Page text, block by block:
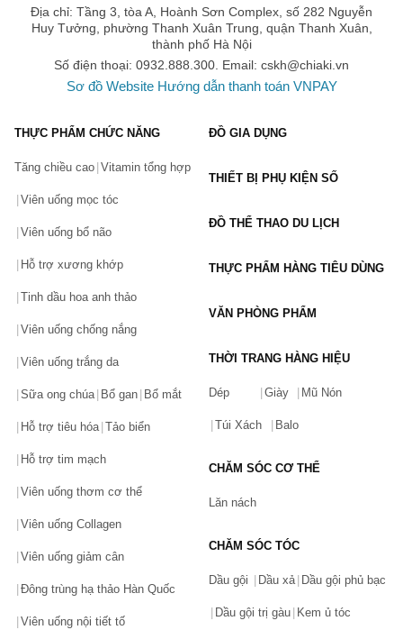
Bảng màu son Shu Uemura được yêu thích nhất hiện
nay
Sau quá trình nghiên cứu và thay đổi sang phiên bản mới, son Shu
Uemura chính hãng đã mang tới cho người dùng tổng thể hơn 100 mã
màu khác nhau, đa dạng hơn về phong cách trang điểm. Ở bảng mà của
son Shu Uemura lần này là có sự xuất hiện của tone cam và tone nâu rất
Son Shu Uemura 187 Màu Đỏ Rượu Vang Vỏ Đen
Son Shu One Piece 975 Rumble Cinnamon Màu Đỏ Gạch
Son Shu 165 màu đỏ cổ điển, cá tính
Son Shu Uemura Matte 782 đỏ gạch chính hãng
Son Shu tone hồng
Son Shu 376 màu hồng cánh sen
Son Shu Uemura 356 Màu Hồng Sen Vỏ Đen
Son Shu Uemura 943 Màu Hồng Đất Vỏ Đen
Son shu tone cam
Son Shu Amplified RD 144 Màu Đỏ Tươi Ánh Cam
Son Shu 570 Uemura Amplified OR Màu Đỏ Cam
Son Shu Uemura 585 cam cháy cá tính, nổi bật
Son Shu Uemura 342 cam sữa nhẹ nhàng, tươi trẻ
Son Shu Uemura 784 đỏ đất pha cam năng động
Son Shu tone màu san hô
Địa chỉ: Tầng 3, tòa A, Hoành Sơn Complex, số 282 Nguyễn
Huy Tưởng, phường Thanh Xuân Trung, quận Thanh Xuân,
thành phố Hà Nội
Số điện thoại: 0932.888.300. Email: cskh@chiaki.vn
Sơ đồ Website Hướng dẫn thanh toán VNPAY
THỰC PHẨM CHỨC NĂNG
Tăng chiều cao Vitamin tổng hợp
Viên uống mọc tóc
Viên uống bổ não
Hỗ trợ xương khớp
Tinh dầu hoa anh thảo
Viên uống chống nắng
Viên uống trắng da
Sữa ong chúa Bổ gan Bổ mắt
Hỗ trợ tiêu hóa Tảo biển
Hỗ trợ tim mạch
Viên uống thơm cơ thể
Viên uống Collagen
Viên uống giảm cân
Đông trùng hạ thảo Hàn Quốc
Viên uống nội tiết tố
ĐỒ GIA DỤNG
THIẾT BỊ PHỤ KIỆN SỐ
ĐỒ THỂ THAO DU LỊCH
THỰC PHẨM HÀNG TIÊU DÙNG
VĂN PHÒNG PHẨM
THỜI TRANG HÀNG HIỆU
Dép Giày Mũ Nón
Túi Xách Balo
CHĂM SÓC CƠ THỂ
Lăn nách
CHĂM SÓC TÓC
Dầu gội Dầu xả Dầu gội phủ bạc
Dầu gội trị gàu Kem ủ tóc